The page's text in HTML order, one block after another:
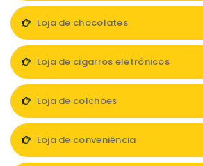
Loja de chocolates
Loja de cigarros eletrónicos
Loja de colchões
Loja de conveniência